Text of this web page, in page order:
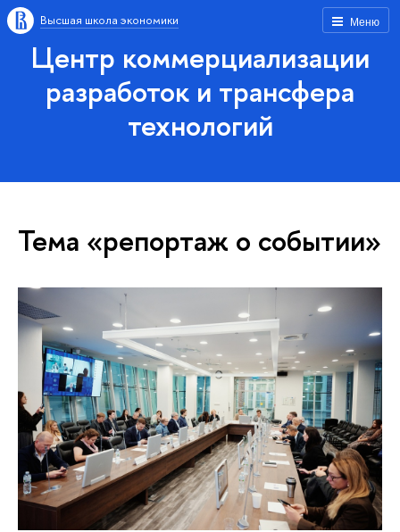
Меню
Высшая школа экономики
Центр коммерциализации
разработок и трансфера
технологий
Тема «репортаж о событии»